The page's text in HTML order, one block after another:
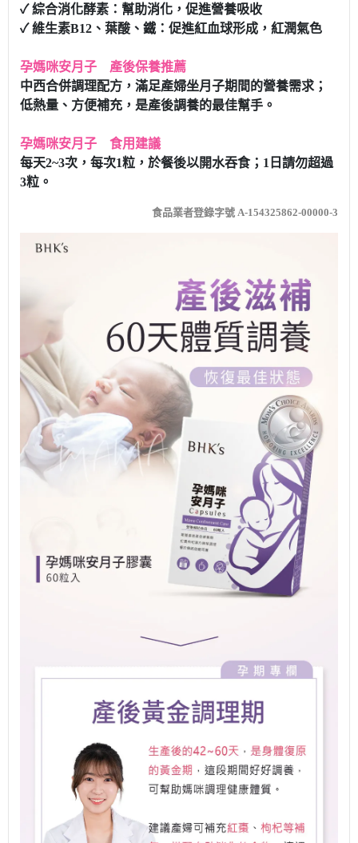
✓ 綜合消化酵素：幫助消化，促進營養吸收
✓ 維生素B12、葉酸、鐵：促進紅血球形成，紅潤氣色
孕媽咪安月子 產後保養推薦
中西合併調理配方，滿足產婦坐月子期間的營養需求；
低熱量、方便補充，是產後調養的最佳幫手。
孕媽咪安月子 食用建議
每天2~3次，每次1粒，於餐後以開水吞食；1日請勿超過
3粒。
食品業者登錄字號 A-154325862-00000-3